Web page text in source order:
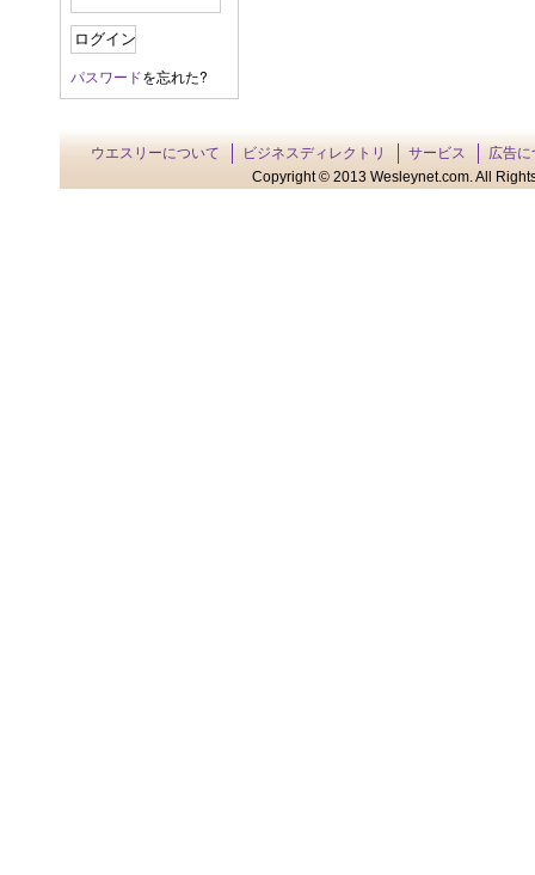
パスワードを忘れた?
ウエスリーについて ビジネスディレクトリ サービス
広告に
Copyright © 2013 Wesleynet.com. All